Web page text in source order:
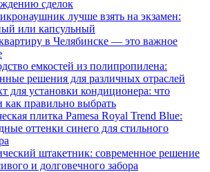
сделок
лучше взять на экзамен:
или капсульный
в Челябинске — это важное
емкостей из полипропилена:
решения для различных отраслей
для установки кондиционера: что
как правильно выбрать
плитка Pamesa Royal Trend Blue:
оттенки синего для стильного
штакетник: современное решение
и долговечного забора